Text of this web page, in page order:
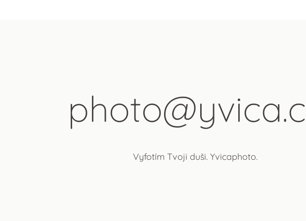
Vyfotím Tvoji duši. Yvicaphoto.